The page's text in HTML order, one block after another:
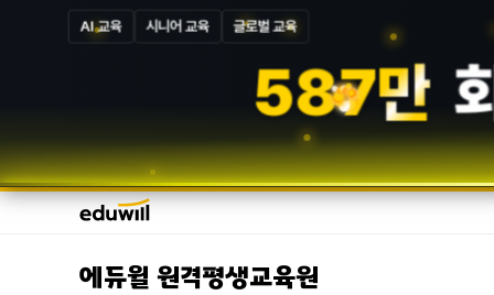
AI 교육 시니어 교육 글로벌 교육
587만
에듀윌 원격평생교육원